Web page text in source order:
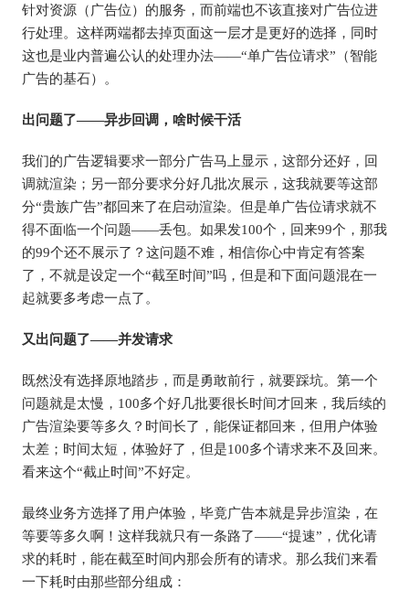
针对资源（广告位）的服务，而前端也不该直接对广告位进
行处理。这样两端都去掉页面这一层才是更好的选择，同时
这也是业内普遍公认的处理办法——“单广告位请求”（智能
广告的基石）。
出问题了——异步回调，啥时候干活
我们的广告逻辑要求一部分广告马上显示，这部分还好，回
调就渲染；另一部分要求分好几批次展示，这我就要等这部
分“贵族广告”都回来了在启动渲染。但是单广告位请求就不
得不面临一个问题——丢包。如果发100个，回来99个，那我
的99个还不展示了？这问题不难，相信你心中肯定有答案
了，不就是设定一个“截至时间”吗，但是和下面问题混在一
起就要多考虑一点了。
又出问题了——并发请求
既然没有选择原地踏步，而是勇敢前行，就要踩坑。第一个
问题就是太慢，100多个好几批要很长时间才回来，我后续的
广告渲染要等多久？时间长了，能保证都回来，但用户体验
太差；时间太短，体验好了，但是100多个请求来不及回来。
看来这个“截止时间”不好定。
最终业务方选择了用户体验，毕竟广告本就是异步渲染，在
等要等多久啊！这样我就只有一条路了——“提速”，优化请
求的耗时，能在截至时间内那会所有的请求。那么我们来看
一下耗时由那些部分组成：